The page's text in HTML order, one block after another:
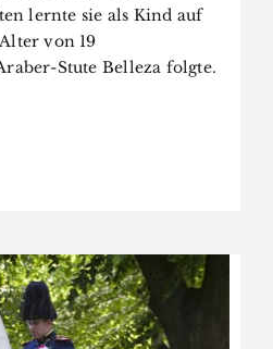
lernte sie als Kind auf
von 19
Stute Belleza folgte.